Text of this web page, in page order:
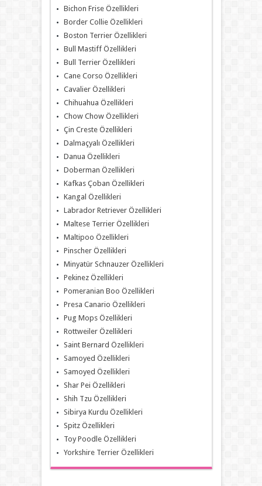
Bichon Frise Özellikleri
Border Collie Özellikleri
Boston Terrier Özellikleri
Bull Mastiff Özellikleri
Bull Terrier Özellikleri
Cane Corso Özellikleri
Cavalier Özellikleri
Chihuahua Özellikleri
Chow Chow Özellikleri
Çin Creste Özellikleri
Dalmaçyalı Özellikleri
Danua Özellikleri
Doberman Özellikleri
Kafkas Çoban Özellikleri
Kangal Özellikleri
Labrador Retriever Özellikleri
Maltese Terrier Özellikleri
Maltipoo Özellikleri
Pinscher Özellikleri
Minyatür Schnauzer Özellikleri
Pekinez Özellikleri
Pomeranian Boo Özellikleri
Presa Canario Özellikleri
Pug Mops Özellikleri
Rottweiler Özellikleri
Saint Bernard Özellikleri
Samoyed Özellikleri
Samoyed Özellikleri
Shar Pei Özellikleri
Shih Tzu Özellikleri
Sibirya Kurdu Özellikleri
Spitz Özellikleri
Toy Poodle Özellikleri
Yorkshire Terrier Özellikleri